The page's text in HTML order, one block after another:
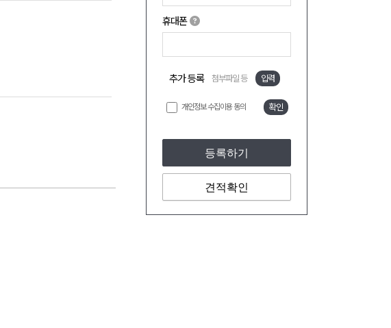
휴대폰
추가 등록 첨부파일 등 입력
개인정보 수집이용 동의 확인
등록하기
견적확인